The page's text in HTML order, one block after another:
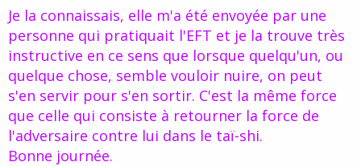
Je la connaissais, elle m'a été envoyée par une
personne qui pratiquait l'EFT et je la trouve très
instructive en ce sens que lorsque quelqu'un, ou
quelque chose, semble vouloir nuire, on peut
s'en servir pour s'en sortir. C'est la même force
que celle qui consiste à retourner la force de
l'adversaire contre lui dans le taï-shi.
Bonne journée.